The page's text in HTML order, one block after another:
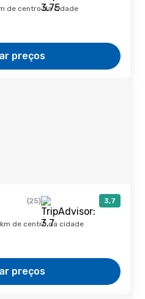
de centro da cidade
preços
(25) 3,7
de centro da cidade
preços